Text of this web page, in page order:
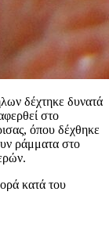
δέχτηκε δυνατά
στο
όπου δέχθηκε
ράμματα στο
κατά του